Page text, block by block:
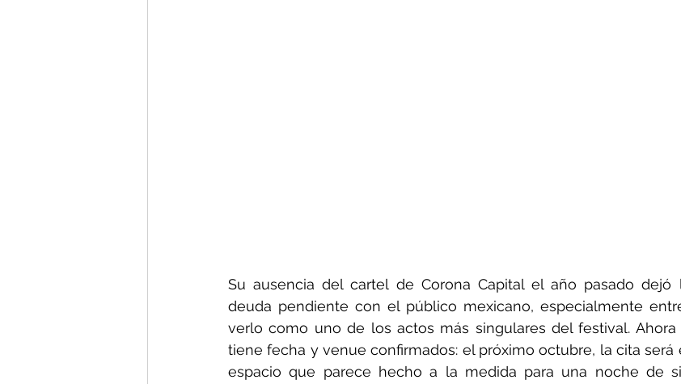
Su ausencia del cartel de Corona Capital el año pasado dejó
deuda pendiente con el público mexicano, especialmente
verlo como uno de los actos más singulares del festival.
tiene fecha y venue confirmados: el próximo octubre, la cita será
espacio que parece hecho a la medida para una noche de